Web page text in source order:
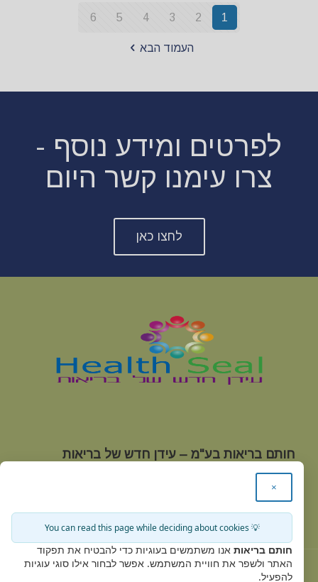
1
2
3
4
5
6
העמוד הבא
לפרטים ומידע נוסף -
צרו עימנו קשר היום
לחצו כאן
חותם בריאות בע"מ – עידן חדש של בריאות
טלפון:
office@health-seal.com
כתובת:
×
💡 You can read this page while deciding about cookies
חותם בריאות אנו משתמשים בעוגיות כדי להבטיח את תפקוד
האתר ולשפר את חוויית המשתמש. אפשר לבחור אילו סוגי עוגיות
להפעיל.